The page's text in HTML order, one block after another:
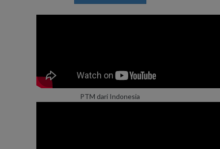
PTM dari Indonesia